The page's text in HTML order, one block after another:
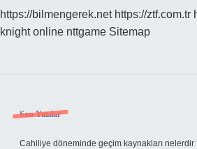
https://bilmengerek.net https://ztf.com.tr
knight online nttgame Sitemap
Sidebar
Son Yazılar
Cahiliye döneminde geçim kaynakları nelerdir